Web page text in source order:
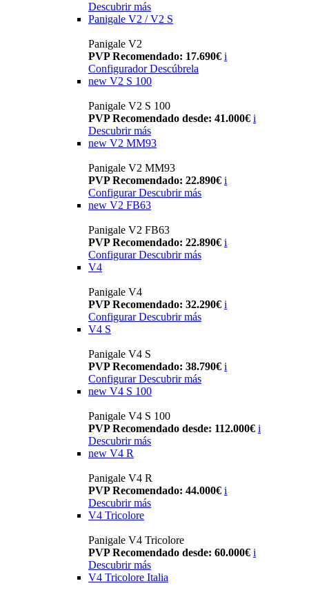
Descubrir más
Panigale V2 / V2 S
Panigale V2
PVP Recomendado: 17.690€ i
Configurador Descúbrela
new V2 S 100
Panigale V2 S 100
PVP Recomendado desde: 41.000€ i
Descubrir más
new V2 MM93
Panigale V2 MM93
PVP Recomendado: 22.890€ i
Configurar Descubrir más
new V2 FB63
Panigale V2 FB63
PVP Recomendado: 22.890€ i
Configurar Descubrir más
V4
Panigale V4
PVP Recomendado: 32.290€ i
Configurar Descubrir más
V4 S
Panigale V4 S
PVP Recomendado: 38.790€ i
Configurar Descubrir más
new V4 S 100
Panigale V4 S 100
PVP Recomendado desde: 112.000€ i
Descubrir más
new V4 R
Panigale V4 R
PVP Recomendado: 44.000€ i
Descubrir más
V4 Tricolore
Panigale V4 Tricolore
PVP Recomendado desde: 60.000€ i
Descubrir más
V4 Tricolore Italia